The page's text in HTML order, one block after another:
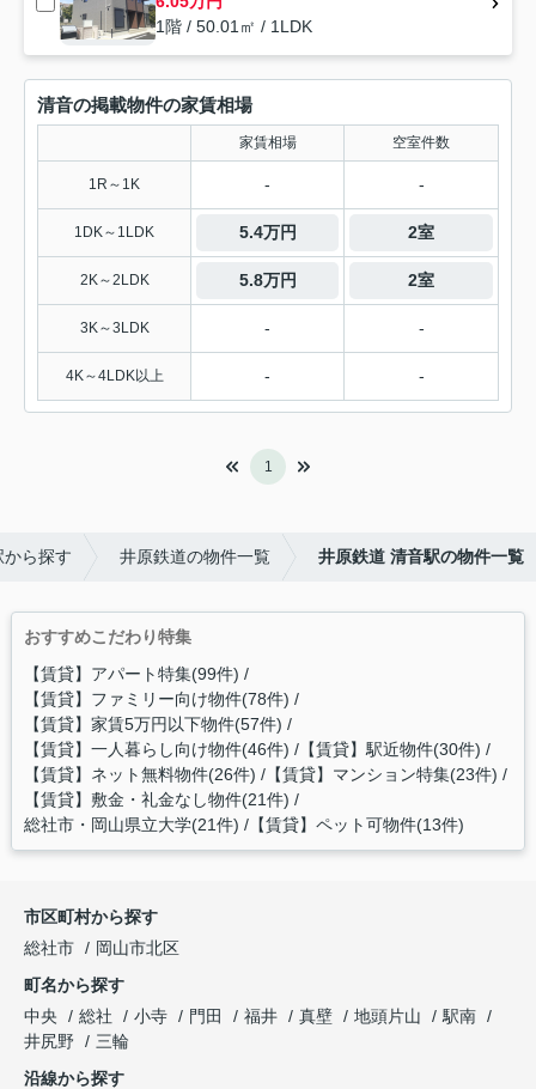
1階 / 50.01㎡ / 1LDK
清音の掲載物件の家賃相場
家賃相場 空室件数
1R～1K - -
1DK～1LDK 5.4万円 2室
2K～2LDK 5.8万円 2室
3K～3LDK - -
4K～4LDK以上 - -
1
ら探す 井原鉄道の物件一覧 井原鉄道 清音駅の物件一覧
おすすめこだわり特集
【賃貸】アパート特集(99件)
【賃貸】ファミリー向け物件(78件)
【賃貸】家賃5万円以下物件(57件)
【賃貸】一人暮らし向け物件(46件) 【賃貸】駅近物件(30件)
【賃貸】ネット無料物件(26件) 【賃貸】マンション特集(23件)
【賃貸】敷金・礼金なし物件(21件)
総社市・岡山県立大学(21件) 【賃貸】ペット可物件(13件)
市区町村から探す
総社市
岡山市北区
町名から探す
中央
総社 小寺 門田 福井 真壁 地頭片山
駅南
井尻野
三輪
沿線から探す